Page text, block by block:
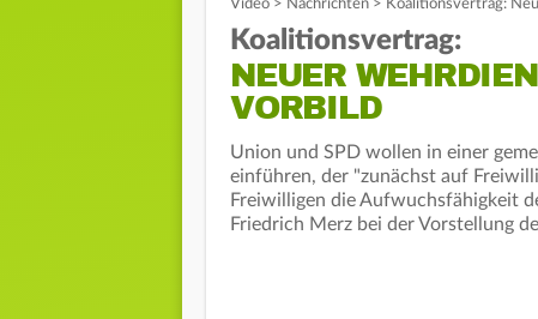
Video > Nachrichten > Koalitionsvertrag:
Koalitionsvertrag:
NEUER
VORBILD
Union und SPD wollen in einer
einführen, der "zunächst auf
Freiwilligen die Aufwuchsfähigkeit
Friedrich Merz bei der Vorstellung